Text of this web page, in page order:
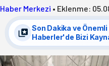
Haber Merkezi • Eklenme:
Son Dakika ve
Haberler'de Bizi